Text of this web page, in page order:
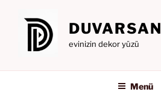
DUVARSAN
evinizin dekor yüzü
Menü